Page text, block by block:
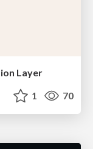
Layer
1 70